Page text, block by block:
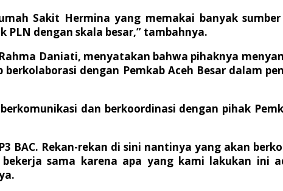
Sakit Hermina yang memakai banyak
dengan skala besar,” tambahnya.
Daniati, menyatakan bahwa pihaknya
dengan Pemkab Aceh Besar dalam
dan berkoordinasi dengan pihak
BAC. Rekan-rekan di sini nantinya yang akan
sama karena apa yang kami lakukan ini